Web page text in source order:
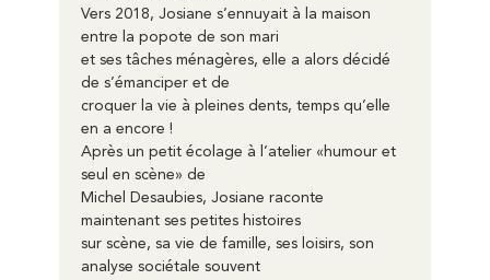
Vers 2018, Josiane s’ennuyait à la maison
entre la popote de son mari
et ses tâches ménagères, elle a alors décidé
de s’émanciper et de
croquer la vie à pleines dents, temps qu’elle
en a encore !
Après un petit écolage à l’atelier «humour et
seul en scène» de
Michel Desaubies, Josiane raconte
maintenant ses petites histoires
sur scène, sa vie de famille, ses loisirs, son
analyse sociétale souvent